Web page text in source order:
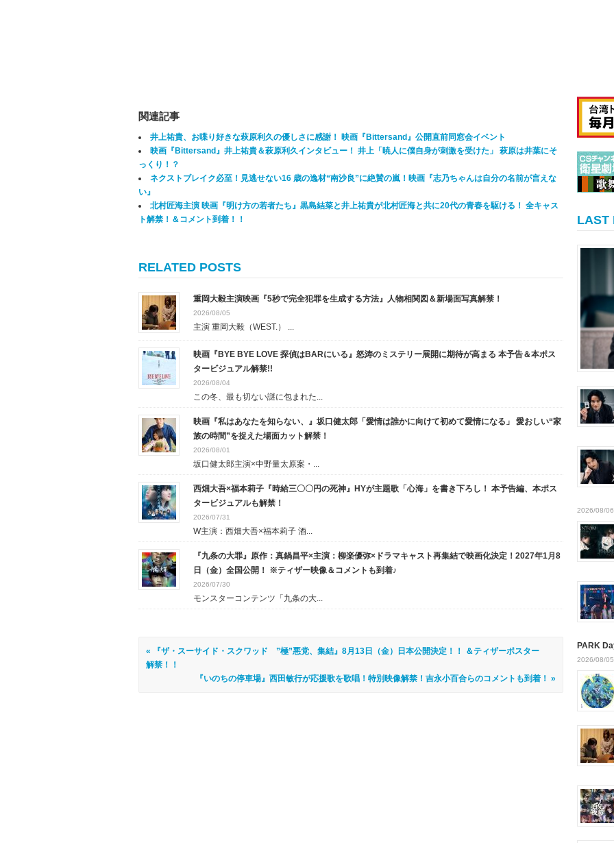
関連記事
井上祐貴、お喋り好きな萩原利久の優しさに感謝！ 映画『Bittersand』公開直前同窓会イベント
映画『Bittersand』井上祐貴＆萩原利久インタビュー！ 井上「暁人に僕自身が刺激を受けた」 萩原は井葉にそ
っくり！？
ネクストブレイク必至！見逃せない16 歳の逸材“南沙良”に絶賛の嵐！映画『志乃ちゃんは自分の名前が言えな
い』
北村匠海主演 映画『明け方の若者たち』黒島結菜と井上祐貴が北村匠海と共に20代の青春を駆ける！ 全キャス
ト解禁！＆コメント到着！！
RELATED POSTS
重岡大毅主演映画『5秒で完全犯罪を生成する方法』人物相関図＆新場面写真解禁！
2026/08/05
主演 重岡大毅（WEST.） ...
映画『BYE BYE LOVE 探偵はBARにいる』怒涛のミステリー展開に期待が高まる 本予告＆本ポス
タービジュアル解禁!!
2026/08/04
この冬、最も切ない謎に包まれた...
映画『私はあなたを知らない、』坂口健太郎「愛情は誰かに向けて初めて愛情になる」 愛おしい“家
族の時間”を捉えた場面カット解禁！
2026/08/01
坂口健太郎主演×中野量太原案・...
西畑大吾×福本莉子『時給三〇〇円の死神』HYが主題歌「心海」を書き下ろし！ 本予告編、本ポス
タービジュアルも解禁！
2026/07/31
W主演：西畑大吾×福本莉子 酒...
『九条の大罪』原作：真鍋昌平×主演：柳楽優弥×ドラマキャスト再集結で映画化決定！2027年1月8
日（金）全国公開！ ※ティザー映像＆コメントも到着♪
2026/07/30
モンスターコンテンツ「九条の大...
« 『ザ・スーサイド・スクワッド ”極”悪党、集結』8月13日（金）日本公開決定！！ ＆ティザーポスター
解禁！！
『いのちの停車場』西田敏行が応援歌を歌唱！特別映像解禁！吉永小百合らのコメントも到着！ »
LAST
2026/08/06
PARK
2026/08/05